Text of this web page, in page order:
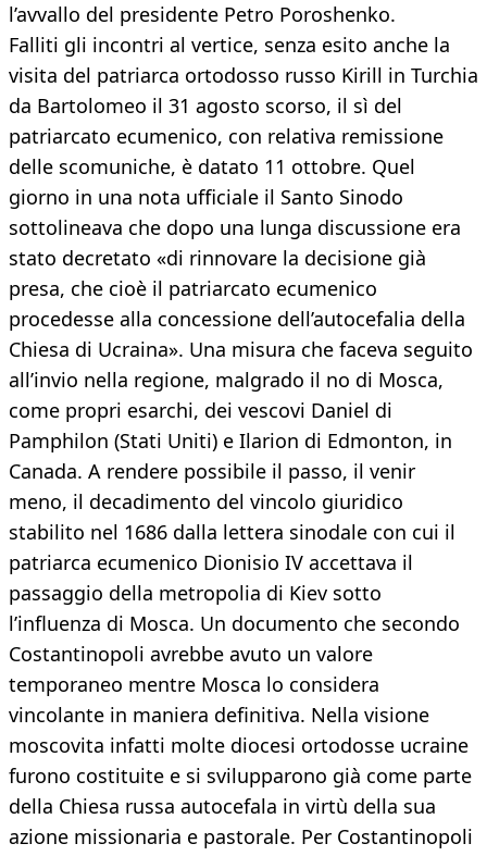
l’avvallo del presidente Petro Poroshenko.
Falliti gli incontri al vertice, senza esito anche la
visita del patriarca ortodosso russo Kirill in Turchia
da Bartolomeo il 31 agosto scorso, il sì del
patriarcato ecumenico, con relativa remissione
delle scomuniche, è datato 11 ottobre. Quel
giorno in una nota ufficiale il Santo Sinodo
sottolineava che dopo una lunga discussione era
stato decretato «di rinnovare la decisione già
presa, che cioè il patriarcato ecumenico
procedesse alla concessione dell’autocefalia della
Chiesa di Ucraina». Una misura che faceva seguito
all’invio nella regione, malgrado il no di Mosca,
come propri esarchi, dei vescovi Daniel di
Pamphilon (Stati Uniti) e Ilarion di Edmonton, in
Canada. A rendere possibile il passo, il venir
meno, il decadimento del vincolo giuridico
stabilito nel 1686 dalla lettera sinodale con cui il
patriarca ecumenico Dionisio IV accettava il
passaggio della metropolia di Kiev sotto
l’influenza di Mosca. Un documento che secondo
Costantinopoli avrebbe avuto un valore
temporaneo mentre Mosca lo considera
vincolante in maniera definitiva. Nella visione
moscovita infatti molte diocesi ortodosse ucraine
furono costituite e si svilupparono già come parte
della Chiesa russa autocefala in virtù della sua
azione missionaria e pastorale. Per Costantinopoli